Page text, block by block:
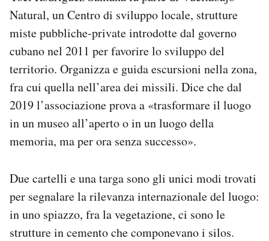
Natural, un Centro di sviluppo locale, strutture
miste pubbliche-private introdotte dal governo
cubano nel 2011 per favorire lo sviluppo del
territorio. Organizza e guida escursioni nella zona,
fra cui quella nell’area dei missili. Dice che dal
2019 l’associazione prova a «trasformare il luogo
in un museo all’aperto o in un luogo della
memoria, ma per ora senza successo».
Due cartelli e una targa sono gli unici modi trovati
per segnalare la rilevanza internazionale del luogo:
in uno spiazzo, fra la vegetazione, ci sono le
strutture in cemento che componevano i silos.